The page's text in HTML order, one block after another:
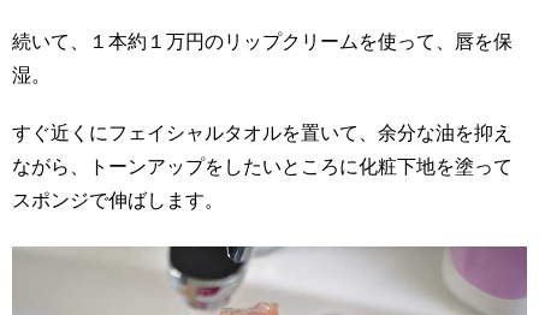
続いて、１本約１万円のリップクリームを使って、唇を保
湿。
すぐ近くにフェイシャルタオルを置いて、余分な油を抑え
ながら、トーンアップをしたいところに化粧下地を塗って
スポンジで伸ばします。